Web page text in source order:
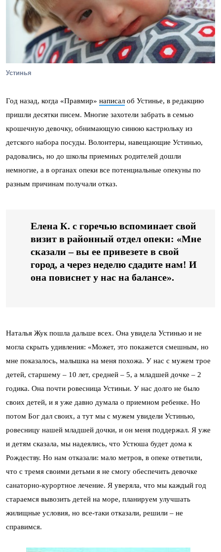
Устинья
Год назад, когда «Правмир» написал об Устинье, в редакцию
пришли десятки писем. Многие захотели забрать в семью
крошечную девочку, обнимающую синюю кастрюльку из
детского набора посуды. Волонтеры, навещающие Устинью,
радовались, но до школы приемных родителей дошли
немногие, а в органах опеки все потенциальные опекуны по
разным причинам получали отказ.
Елена К. с горечью вспоминает свой
визит в районный отдел опеки: «Мне
сказали – вы ее привезете в свой
город, а через неделю сдадите нам! И
она повиснет у нас на балансе».
Наталья Жук пошла дальше всех. Она увидела Устинью и не
могла скрыть удивления: «Может, это покажется смешным, но
мне показалось, малышка на меня похожа. У нас с мужем трое
детей, старшему – 10 лет, средней – 5, а младшей дочке – 2
годика. Она почти ровесница Устиньи. У нас долго не было
своих детей, и я уже давно думала о приемном ребенке. Но
потом Бог дал своих, а тут мы с мужем увидели Устинью,
ровесницу нашей младшей дочки, и он меня поддержал. Я уже
и детям сказала, мы надеялись, что Устюша будет дома к
Рождеству. Но нам отказали: мало метров, в опеке ответили,
что с тремя своими детьми я не смогу обеспечить девочке
санаторно-курортное лечение. Я уверяла, что мы каждый год
стараемся вывозить детей на море, планируем улучшать
жилищные условия, но все-таки отказали, решили – не
справимся.